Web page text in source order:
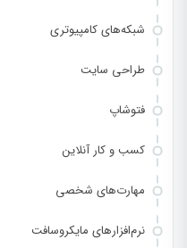
شبکه‌های کامپیوتری
طراحی سایت
فتوشاپ
کسب و کار آنلاین
مهارت‌های شخصی
نرم‌افزارهای مایکروسافت